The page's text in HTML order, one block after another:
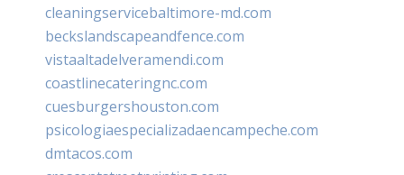
cleaningservicebaltimore-md.com
beckslandscapeandfence.com
vistaaltadelveramendi.com
coastlinecateringnc.com
cuesburgershouston.com
psicologiaespecializadaencampeche.com
dmtacos.com